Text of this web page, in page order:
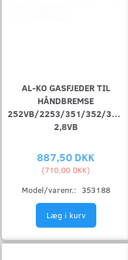
AL-KO GASFJEDER TIL
HÅNDBREMSE
252VB/2253/351/352/353VB
2,8VB
887,50 DKK
(710,00 DKK)
Model/varenr.: 353188
Læg i kurv